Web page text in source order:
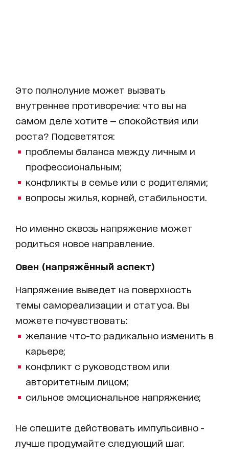
Это полнолуние может вызвать
внутреннее противоречие: что вы на
самом деле хотите — спокойствия или
роста? Подсветятся:
проблемы баланса между личным и
профессиональным;
конфликты в семье или с родителями;
вопросы жилья, корней, стабильности.
Но именно сквозь напряжение может
родиться новое направление.
Овен (напряжённый аспект)
Напряжение выведет на поверхность
темы самореализации и статуса. Вы
можете почувствовать:
желание что-то радикально изменить в
карьере;
конфликт с руководством или
авторитетным лицом;
сильное эмоциональное напряжение;
Не спешите действовать импульсивно -
лучше продумайте следующий шаг.